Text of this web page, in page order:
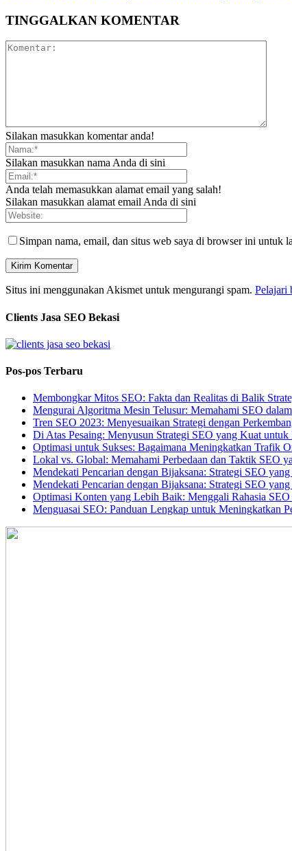
TINGGALKAN KOMENTAR
Silakan masukkan komentar anda!
Silakan masukkan nama Anda di sini
Anda telah memasukkan alamat email yang salah!
Silakan masukkan alamat email Anda di sini
Simpan nama, email, dan situs web saya di browser ini untuk
Situs ini menggunakan Akismet untuk mengurangi spam. Pelajari
Clients Jasa SEO Bekasi
Pos-pos Terbaru
Membongkar Mitos SEO: Fakta dan Realitas di Balik
Mengurai Algoritma Mesin Telusur: Memahami SEO
Tren SEO 2023: Menyesuaikan Strategi dengan
Di Atas Pesaing: Menyusun Strategi SEO yang Kuat untuk
Optimasi untuk Sukses: Bagaimana Meningkatkan Trafik
Lokal vs. Global: Memahami Perbedaan dan Taktik SEO
Mendekati Pencarian dengan Bijaksana: Strategi SEO
Mendekati Pencarian dengan Bijaksana: Strategi SEO
Optimasi Konten yang Lebih Baik: Menggali Rahasia
Menguasai SEO: Panduan Lengkap untuk Meningkatkan